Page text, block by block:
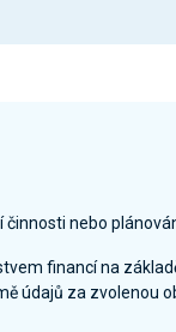
nebo
financí na
údajů za